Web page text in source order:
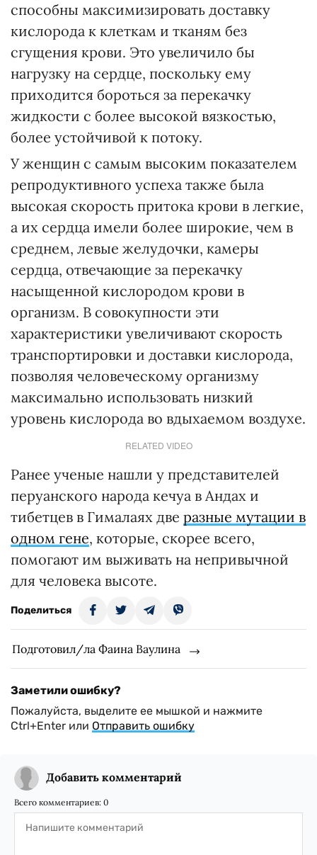
способны максимизировать доставку
кислорода к клеткам и тканям без
сгущения крови. Это увеличило бы
нагрузку на сердце, поскольку ему
приходится бороться за перекачку
жидкости с более высокой вязкостью,
более устойчивой к потоку.
У женщин с самым высоким показателем
репродуктивного успеха также была
высокая скорость притока крови в легкие,
а их сердца имели более широкие, чем в
среднем, левые желудочки, камеры
сердца, отвечающие за перекачку
насыщенной кислородом крови в
организм. В совокупности эти
характеристики увеличивают скорость
транспортировки и доставки кислорода,
позволяя человеческому организму
максимально использовать низкий
уровень кислорода во вдыхаемом воздухе.
RELATED VIDEO
Ранее ученые нашли у представителей
перуанского народа кечуа в Андах и
тибетцев в Гималаях две разные мутации в
одном гене, которые, скорее всего,
помогают им выживать на непривычной
для человека высоте.
Поделиться
Подготовил/ла Фаина Ваулина
Заметили ошибку?
Пожалуйста, выделите ее мышкой и нажмите
Ctrl+Enter или Отправить ошибку
Добавить комментарий
Всего комментариев: 0